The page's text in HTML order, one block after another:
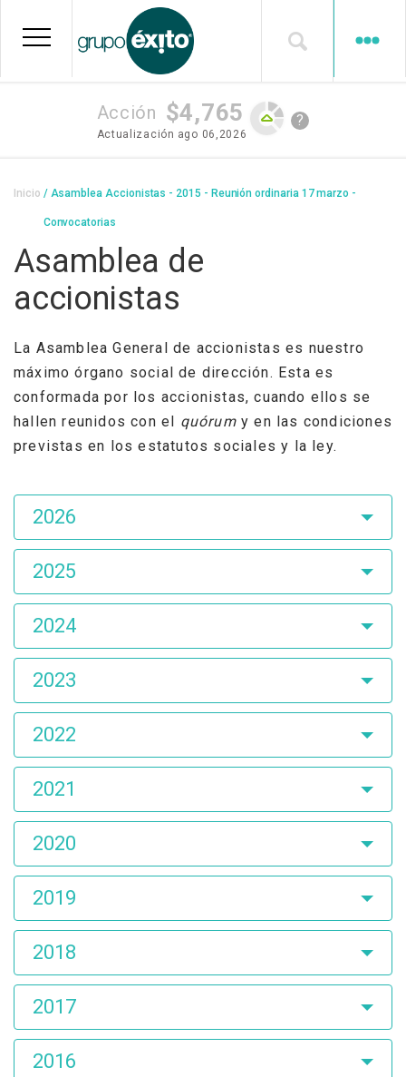
contenido
Acción $4,765
Actualización ago 06,2026
?
Sobrescribir
enlaces
de
a
la
navegación
Inicio Asamblea Accionistas - 2015 - Reunión ordinaria 17 marzo -
Convocatorias
Asamblea de
accionistas
La Asamblea General de accionistas es nuestro
máximo órgano social de dirección. Esta es
conformada por los accionistas, cuando ellos se
hallen reunidos con el quórum y en las condiciones
previstas en los estatutos sociales y la ley.
Asamblea
de
Accionistas
2026
2025
2024
2023
2022
2021
2020
2019
2018
2017
2016